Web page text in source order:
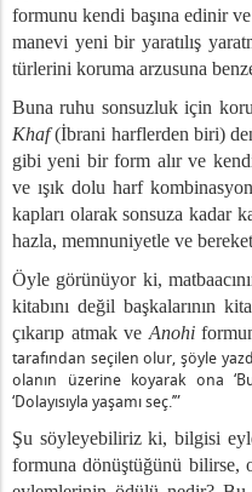
formunu kendi başına edinir
manevi yeni bir yaratılış
türlerini koruma arzusuna
Buna ruhu sonsuzluk için
Khaf(İbrani harflerden biri)
gibi yeni bir form alır ve
ve ışık dolu harf
kapları olarak sonsuza kadar
hazla, memnuniyetle ve
Öyle görünüyor ki,
kitabını değil başkalarının
çıkarıp atmak veAnohi
tarafından seçilen olur, şöyle
olanın üzerine koyarak ona
‘Dolayısıyla yaşamı seç.’”
Şu söyleyebiliriz ki, bilgisi
formuna dönüştüğünü bilirse,